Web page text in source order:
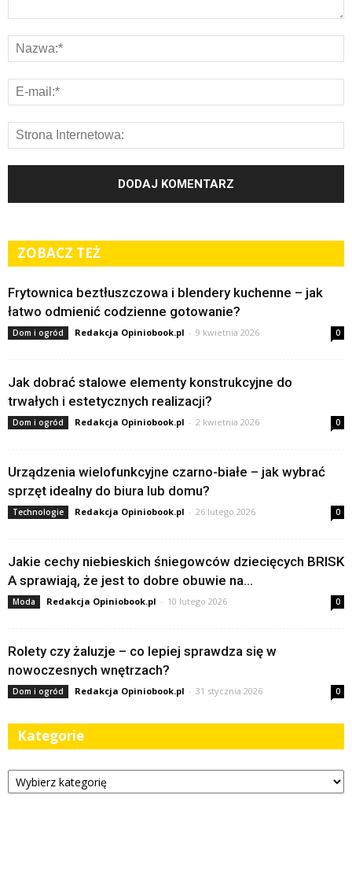
ZOBACZ TEŻ
Frytownica beztłuszczowa i blendery kuchenne – jak
łatwo odmienić codzienne gotowanie?
Dom i ogród Redakcja Opiniobook.pl - 9 kwietnia 2026 0
Jak dobrać stalowe elementy konstrukcyjne do
trwałych i estetycznych realizacji?
Dom i ogród Redakcja Opiniobook.pl - 2 kwietnia 2026 0
Urządzenia wielofunkcyjne czarno-białe – jak wybrać
sprzęt idealny do biura lub domu?
Technologie Redakcja Opiniobook.pl - 26 lutego 2026 0
Jakie cechy niebieskich śniegowców dziecięcych BRISK
A sprawiają, że jest to dobre obuwie na...
Moda Redakcja Opiniobook.pl - 10 lutego 2026 0
Rolety czy żaluzje – co lepiej sprawdza się w
nowoczesnych wnętrzach?
Dom i ogród Redakcja Opiniobook.pl - 31 stycznia 2026 0
Kategorie
Kategorie